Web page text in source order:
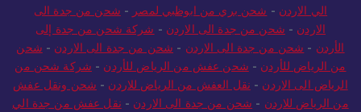
الي الاردن - شحن بري من ابوظبي لمصر - شحن من جدة الى
الاردن - شحن من جدة الى الاردن - شركة شحن من جدة إلى
الأردن - شحن من جدة الى الاردن - شحن من جدة الى الاردن - شحن
من الرياض للأردن - شحن عفش من الرياض للأردن - شركة شحن من
الرياض الى الاردن - نقل العفش من الرياض للاردن - شحن ونقل عفش
من الرياض للاردن - شحن من جدة الى الاردن - نقل عفش من جدة الي